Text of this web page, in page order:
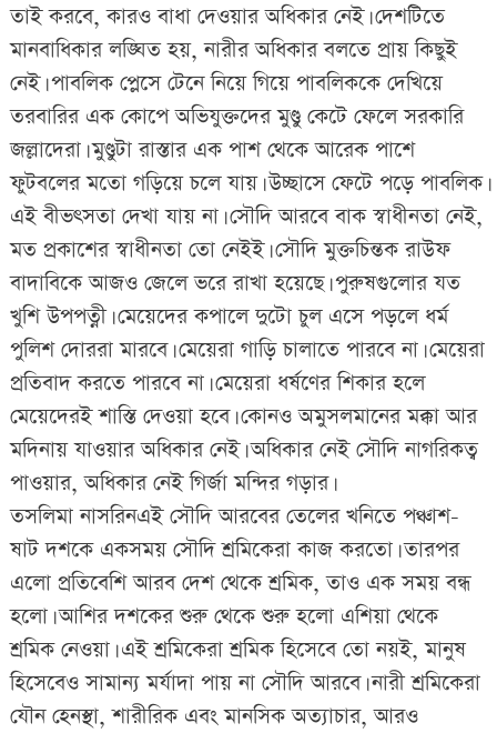
তাই করবে, কারও বাধা দেওয়ার অধিকার নেই। দেশটিতে
মানবাধিকার লঙ্ঘিত হয়, নারীর অধিকার বলতে প্রায় কিছুই
নেই। পাবলিক প্লেসে টেনে নিয়ে গিয়ে পাবলিককে দেখিয়ে
তরবারির এক কোপে অভিযুক্তদের মুণ্ডু কেটে ফেলে সরকারি
জল্লাদেরা। মুণ্ডুটা রাস্তার এক পাশ থেকে আরেক পাশে
ফুটবলের মতো গড়িয়ে চলে যায়। উচ্ছাসে ফেটে পড়ে পাবলিক।
এই বীভৎসতা দেখা যায় না। সৌদি আরবে বাক স্বাধীনতা নেই,
মত প্রকাশের স্বাধীনতা তো নেইই। সৌদি মুক্তচিন্তক রাউফ
বাদাবিকে আজও জেলে ভরে রাখা হয়েছে। পুরুষগুলোর যত
খুশি উপপত্নী। মেয়েদের কপালে দুটো চুল এসে পড়লে ধর্ম
পুলিশ দোররা মারবে। মেয়েরা গাড়ি চালাতে পারবে না। মেয়েরা
প্রতিবাদ করতে পারবে না। মেয়েরা ধর্ষণের শিকার হলে
মেয়েদেরই শাস্তি দেওয়া হবে। কোনও অমুসলমানের মক্কা আর
মদিনায় যাওয়ার অধিকার নেই। অধিকার নেই সৌদি নাগরিকত্ব
পাওয়ার, অধিকার নেই গির্জা মন্দির গড়ার।
তসলিমা নাসরিনএই সৌদি আরবের তেলের খনিতে পঞ্চাশ-
ষাট দশকে একসময় সৌদি শ্রমিকেরা কাজ করতো। তারপর
এলো প্রতিবেশি আরব দেশ থেকে শ্রমিক, তাও এক সময় বন্ধ
হলো। আশির দশকের শুরু থেকে শুরু হলো এশিয়া থেকে
শ্রমিক নেওয়া। এই শ্রমিকেরা শ্রমিক হিসেবে তো নয়ই, মানুষ
হিসেবেও সামান্য মর্যাদা পায় না সৌদি আরবে। নারী শ্রমিকেরা
যৌন হেনস্থা, শারীরিক এবং মানসিক অত্যাচার, আরও